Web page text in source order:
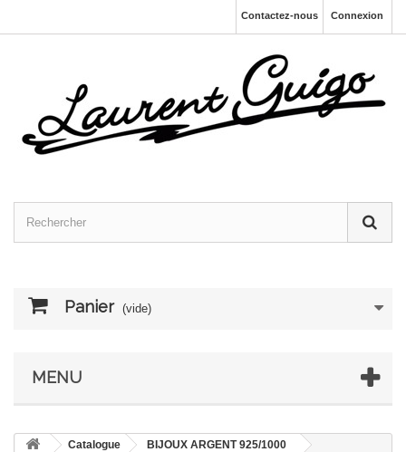
Connexion
Contactez-nous
Panier (vide)
MENU
Catalogue
BIJOUX ARGENT 925/1000